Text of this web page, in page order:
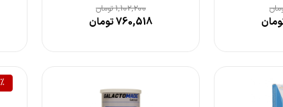
1,102,200تومان
760,518تومان
%